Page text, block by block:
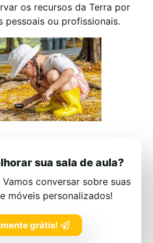
os recursos da Terra por
pessoais ou profissionais.
sua sala de aula?
conversar sobre suas
móveis personalizados!
grátis!